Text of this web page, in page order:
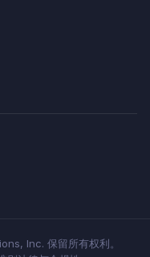
Inc. 保留所有权利。